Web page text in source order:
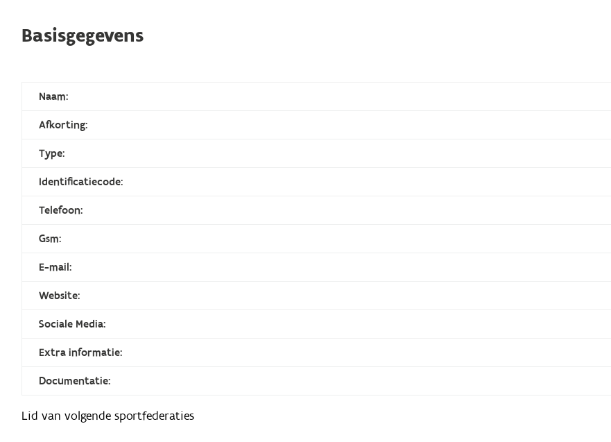
Basisgegevens
Naam:
Afkorting:
Type:
Identificatiecode:
Telefoon:
Gsm:
E-mail:
Website:
Sociale Media:
Extra informatie:
Documentatie:
Lid van volgende sportfederaties